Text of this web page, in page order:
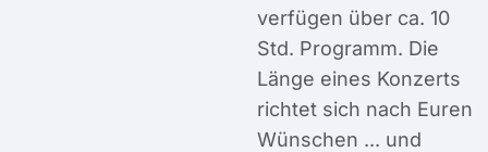
verfügen über ca. 10
Std. Programm. Die
Länge eines Konzerts
richtet sich nach Euren
Wünschen ... und